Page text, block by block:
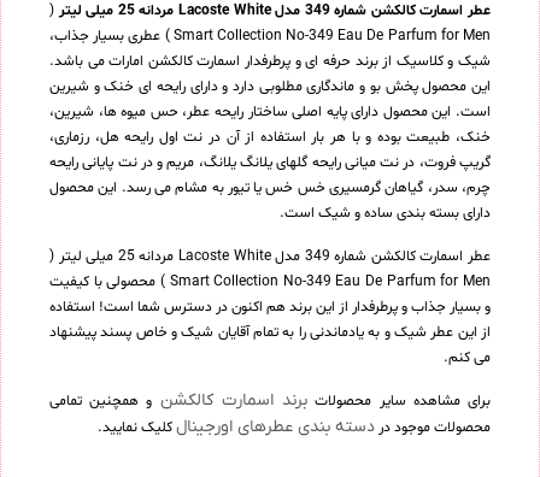
عطر اسمارت کالکشن شماره 349 مدل Lacoste White مردانه 25 میلی لیتر
(
Smart Collection No-349 Eau De Parfum for Men ) عطری بسیار جذاب،
شیک و کلاسیک از برند حرفه ای و پرطرفدار اسمارت کالکشن امارات می باشد.
این محصول پخش بو و ماندگاری مطلوبی دارد و دارای رایحه ای خنک و شیرین
است. این محصول دارای پایه اصلی ساختار رایحه عطر، حس میوه ها، شیرین،
خنک، طبیعت بوده و با هر بار استفاده از آن در نت اول رایحه هل، رزماری،
گریپ فروت، در نت میانی رایحه گلهای یلانگ یلانگ، مریم و در نت پایانی رایحه
چرم، سدر، گیاهان گرمسیری خس خس یا تیور به مشام می رسد. این محصول
دارای بسته بندی ساده و شیک است.
عطر اسمارت کالکشن شماره 349 مدل Lacoste White مردانه 25 میلی لیتر (
Smart Collection No-349 Eau De Parfum for Men ) محصولی با کیفیت
و بسیار جذاب و پرطرفدار از این برند هم اکنون در دسترس شما است! استفاده
از این عطر شیک و به یادماندنی را به تمام آقایان شیک و خاص پسند پیشنهاد
می کنم.
برای مشاهده سایر محصولات برند اسمارت کالکشن و همچنین تمامی
محصولات موجود در دسته بندی عطرهای اورجینالکلیک نمایید.